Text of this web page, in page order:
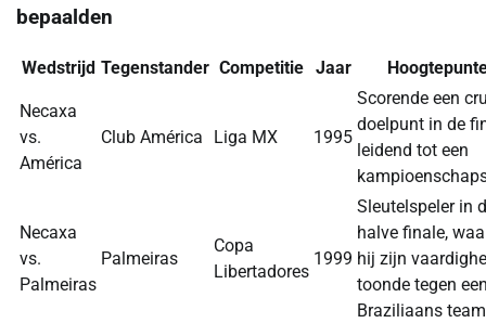
bepaalden
Wedstrijd Tegenstander Competitie Jaar
Necaxa
vs.
América
Club América Liga MX 1995
Scorende een
doelpunt in de
leidend tot een
Necaxa
vs.
Palmeiras
Palmeiras
Copa
Libertadores
1999
Sleutelspeler in
halve finale,
hij zijn
toonde tegen
Braziliaans